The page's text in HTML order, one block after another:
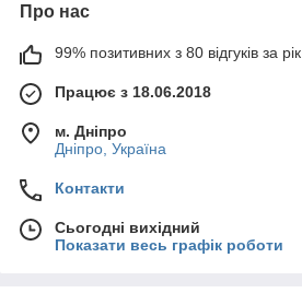
Про нас
99% позитивних з 80 відгуків за рік
Працює з 18.06.2018
м. Дніпро
Дніпро, Україна
Контакти
Сьогодні вихідний
Показати весь графік роботи